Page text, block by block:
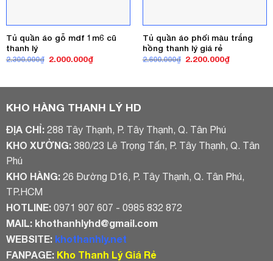
Tủ quần áo gỗ mdf 1m6 cũ
thanh lý
2.300.000₫ Giá
2.000.000₫Giá
2.000.000₫.
Tủ quần áo phối màu trắng
hồng thanh lý giá rẻ
2.600.000₫ Giá
2.200.000₫Giá
KHO HÀNG THANH LÝ HD
ĐỊA CHỈ:288 Tây Thạnh, P. Tây Thạnh, Q. Tân Phú
KHO XƯỞNG:380/23 Lê Trọng Tấn, P. Tây Thạnh, Q. Tân
Phú
KHO HÀNG:26 Đường D16, P. Tây Thạnh, Q. Tân Phú,
TP.HCM
HOTLINE:0971 907 607 - 0985 832 872
MAIL:khothanhlyhd@gmail.com
WEBSITE: khothanhly.net
FANPAGE: Kho Thanh Lý Giá Rẻ